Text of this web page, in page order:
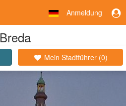
Anmeldung
Breda
Mein Stadtführer (0)